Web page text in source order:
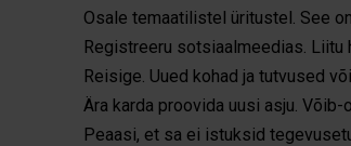
Osale temaatilistel üritustel. See
Registreeru sotsiaalmeedias. Liitu
Reisige. Uued kohad ja tutvused
Ära karda proovida uusi asju.
Peaasi, et sa ei istuksid